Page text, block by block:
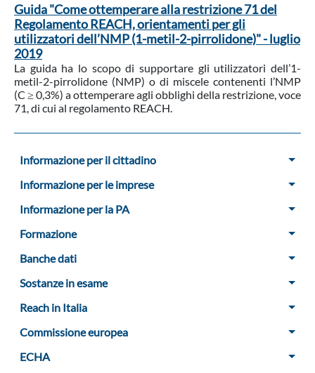
Guida "Come ottemperare alla restrizione 71 del
Regolamento REACH, orientamenti per gli
utilizzatori dell’NMP (1-metil-2-pirrolidone)" - luglio
2019
La guida ha lo scopo di supportare gli utilizzatori dell’1-
metil-2-pirrolidone (NMP) o di miscele contenenti l’NMP
(C ≥ 0,3%) a ottemperare agli obblighi della restrizione, voce
71, di cui al regolamento REACH.
Menu Sidebar
Informazione per il cittadino
Informazione per le imprese
Informazione per la PA
Formazione
Banche dati
Sostanze in esame
Reach in Italia
Commissione europea
ECHA